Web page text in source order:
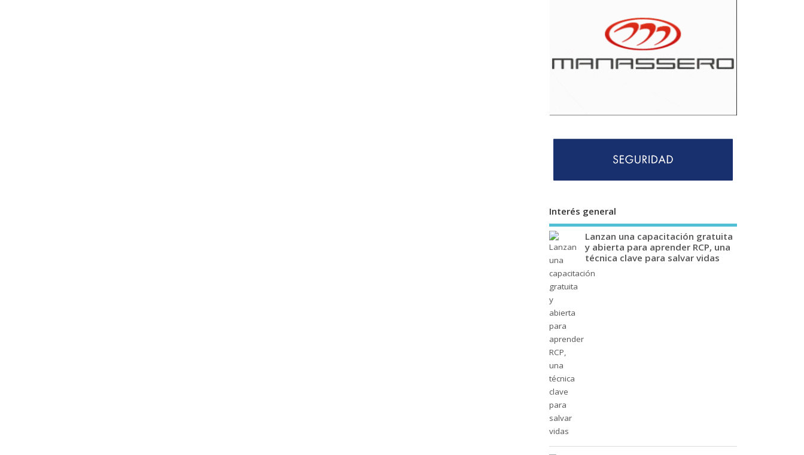
Interés general
Lanzan una capacitación gratuita
y abierta para aprender RCP, una
técnica clave para salvar vidas